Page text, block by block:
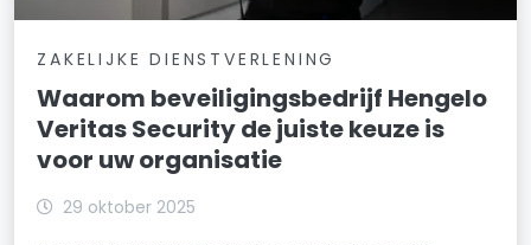
ZAKELIJKE DIENSTVERLENING
Waarom beveiligingsbedrijf Hengelo
Veritas Security de juiste keuze is
voor uw organisatie
29 oktober 2025